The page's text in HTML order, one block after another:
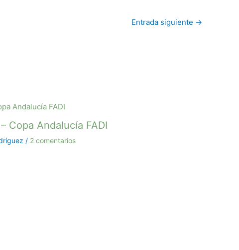
Entrada siguiente →
Copa Andalucía FADI
/ 2 comentarios